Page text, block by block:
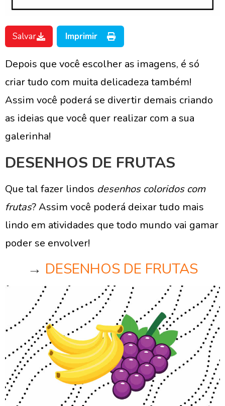
Salvar Imprimir
Depois que você escolher as imagens, é só
criar tudo com muita delicadeza também!
Assim você poderá se divertir demais criando
as ideias que você quer realizar com a sua
galerinha!
DESENHOS DE FRUTAS
Que tal fazer lindos desenhos coloridos com
frutas? Assim você poderá deixar tudo mais
lindo em atividades que todo mundo vai gamar
poder se envolver!
→ DESENHOS DE FRUTAS